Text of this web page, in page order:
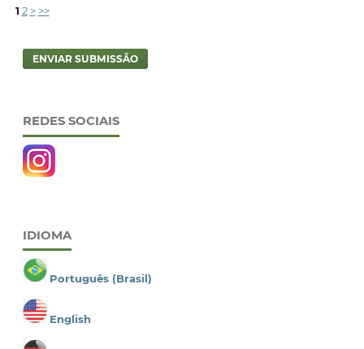
1 2 > >>
ENVIAR SUBMISSÃO
REDES SOCIAIS
IDIOMA
Português (Brasil)
English